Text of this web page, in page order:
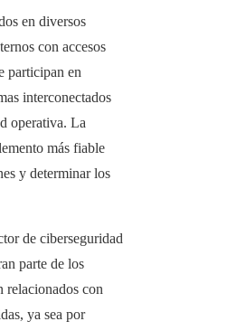
en diversos
con accesos
participan en
interconectados
operativa. La
más fiable
y determinar los
de ciberseguridad
parte de los
relacionados con
ya sea por